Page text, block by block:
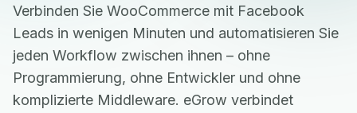
Verbinden Sie WooCommerce mit Facebook
Leads in wenigen Minuten und automatisieren Sie
jeden Workflow zwischen ihnen – ohne
Programmierung, ohne Entwickler und ohne
komplizierte Middleware. eGrow verbindet